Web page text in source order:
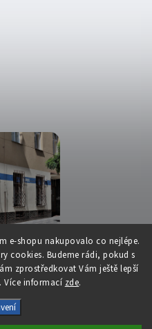
e-shopu nakupovalo co nejlépe.
cookies. Budeme rádi, pokud s
zprostředkovat Vám ještě lepší
Více informací zde.
práva vyhrazena.
cookies